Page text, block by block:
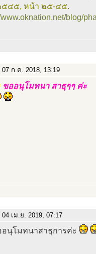
๕๔๕, หน้า ๒๕-๔๕.
www.oknation.net/blog/
07 ก.ค. 2018, 13:19
ขออนุโมทนา สาธุๆๆ ค่ะ
04 เม.ย. 2019, 07:17
อนุโมทนาสาธุการค่ะ